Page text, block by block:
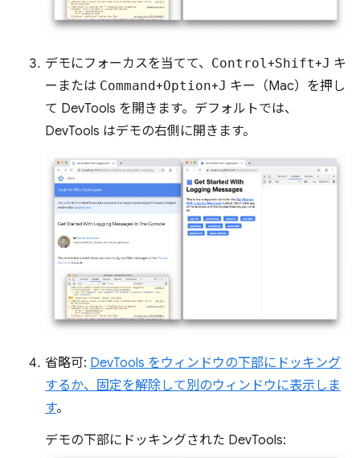
デモにフォーカスを当てて、 Control+Shift+J キ
ーまたは Command+Option+J キー（Mac）を押し
て DevTools を開きます。デフォルトでは、
DevTools はデモの右側に開きます。
省略可: DevTools をウィンドウの下部にドッキング
するか、固定を解除して別のウィンドウに表示しま
す。
デモの下部にドッキングされた DevTools: